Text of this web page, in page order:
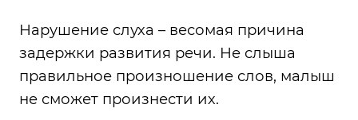
Нарушение слуха – весомая причина
задержки развития речи. Не слыша
правильное произношение слов, малыш
не сможет произнести их.